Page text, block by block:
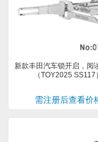
新款丰田汽车锁开启，阅
（TOY2025 SS117
需注册后查看价